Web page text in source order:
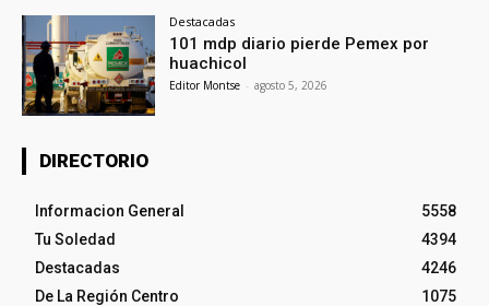
Destacadas
101 mdp diario pierde Pemex por
huachicol
Editor Montse - agosto 5, 2026
DIRECTORIO
Informacion General
5558
Tu Soledad
4394
Destacadas
4246
De La Región Centro
1075